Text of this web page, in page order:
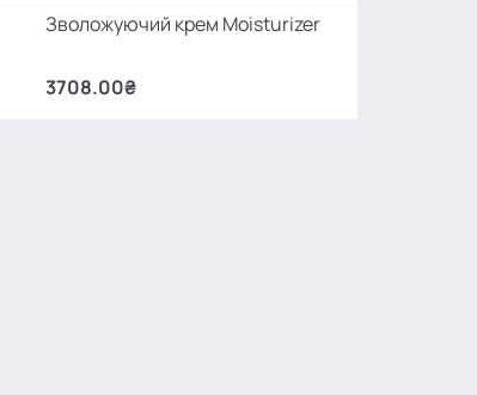
Зволожуючий крем Moisturizer
3708.00₴